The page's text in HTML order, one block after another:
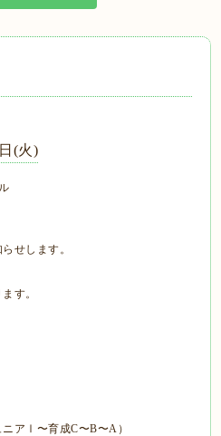
(火)
せします。
す。
アⅠ〜育成C〜B〜A）